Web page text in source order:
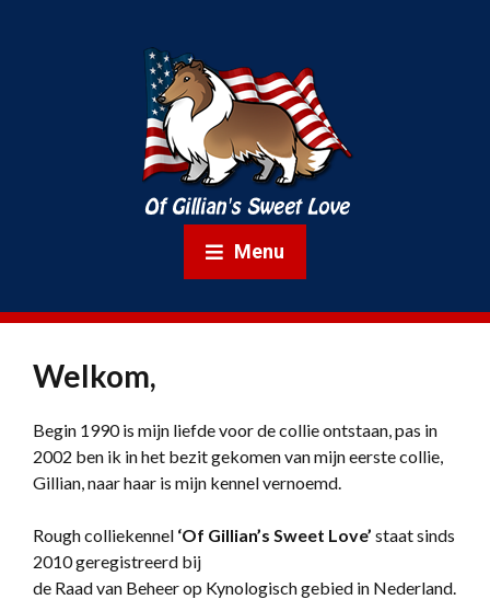
Menu
Welkom,
Begin 1990 is mijn liefde voor de collie ontstaan, pas in
2002 ben ik in het bezit gekomen van mijn eerste collie,
Gillian, naar haar is mijn kennel vernoemd.
Rough colliekennel ‘Of Gillian’s Sweet Love’ staat sinds
2010 geregistreerd bij
de Raad van Beheer op Kynologisch gebied in Nederland.